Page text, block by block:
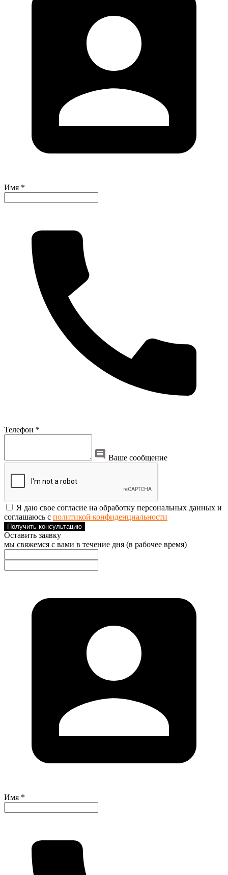
Имя *
Телефон *
Ваше сообщение
Я даю свое согласие на обработку персональных данных и
соглашаюсь с политикой конфиденциальности
Получить консультацию
Оставить заявку
мы свяжемся с вами в течение дня (в рабочее время)
Имя *